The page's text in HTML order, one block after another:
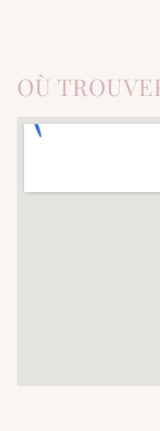
OÙ